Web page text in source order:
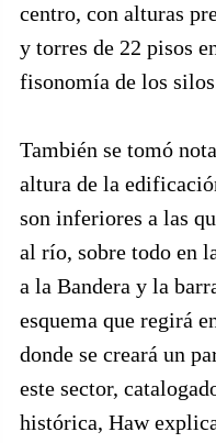
centro, con alturas
y torres de 22 pisos
fisonomía de los
También se tomó
altura de la
son inferiores a las
al río, sobre todo en
a la Bandera y la
esquema que regirá
donde se creará un
este sector,
histórica, Haw